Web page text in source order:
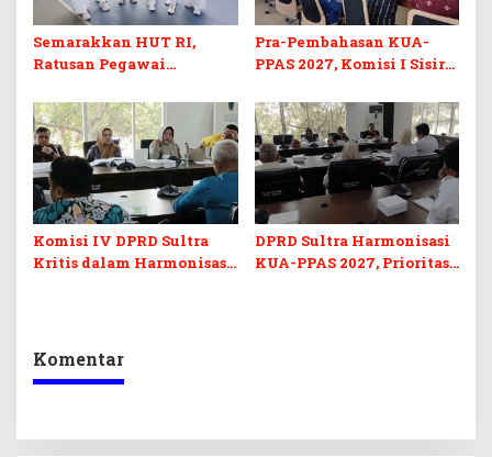
Semarakkan HUT RI,
Ratusan Pegawai
Ikuti Lomba Bola Gotong
Pra-Pembahasan KUA-
PPAS 2027, Komisi I Sisir
Berkelanjutan
Komisi IV DPRD Sultra
Kritis dalam Harmonisasi
DPRD Sultra Harmonisasi
KUA-PPAS 2027, Prioritas
Komentar